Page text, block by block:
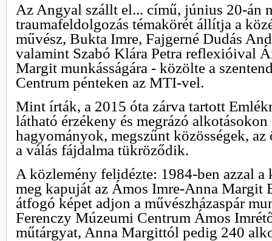
Az Angyal szállt el... című, június 20-án
traumafeldolgozás témakörét állítja a
művész, Bukta Imre, Fajgerné Dudás
valamint Szabó Klára Petra reflexióival
Margit munkásságára - közölte a
Centrum pénteken az MTI-vel.
Mint írták, a 2015 óta zárva tartott
látható érzékeny és megrázó
hagyományok, megszűnt közösségek,
a válás fájdalma tükröződik.
A közlemény felidézte: 1984-ben azzal a
meg kapuját az Ámos Imre-Anna Margit
átfogó képet adjon a művészházaspár
Ferenczy Múzeumi Centrum Ámos
műtárgyat, Anna Margittól pedig 240